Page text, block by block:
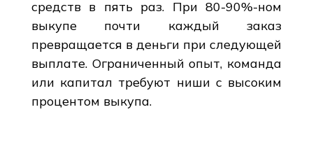
средств в пять раз. При 80-90%-ном
выкупе почти каждый заказ
превращается в деньги при следующей
выплате. Ограниченный опыт, команда
или капитал требуют ниши с высоким
процентом выкупа.